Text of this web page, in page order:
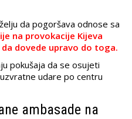
da pogoršava odnose sa
na provokacije Kijeva
dovede upravo do toga.
pokušaja da se osujeti
udare po centru
ambasade na